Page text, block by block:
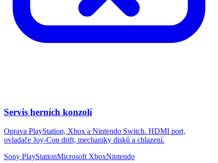
Servis herních konzolí
Oprava PlayStation, Xbox a Nintendo Switch. HDMI port,
ovladače Joy-Con drift, mechaniky disků a chlazení.
Sony PlayStationMicrosoft XboxNintendo